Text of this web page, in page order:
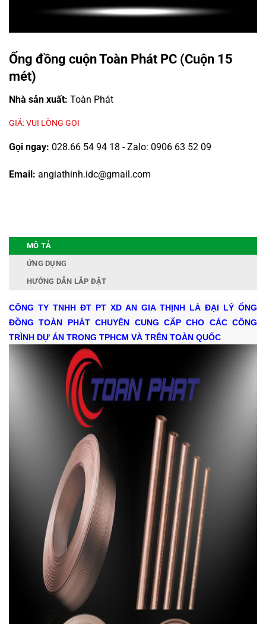
Ống đồng cuộn Toàn Phát PC (Cuộn 15
mét)
Nhà sản xuất: Toàn Phát
GIÁ: VUI LÒNG GỌI
Gọi ngay: 028.66 54 94 18 - Zalo: 0906 63 52 09
Email: angiathinh.idc@gmail.com
MÔ TẢ
ỨNG DỤNG
HƯỚNG DẪN LẮP ĐẶT
CÔNG TY TNHH ĐT PT XD AN GIA THỊNH LÀ ĐẠI LÝ ỐNG
ĐỒNG TOÀN PHÁT CHUYÊN CUNG CẤP CHO CÁC CÔNG
TRÌNH DỰ ÁN TRONG TPHCM VÀ TRÊN TOÀN QUỐC